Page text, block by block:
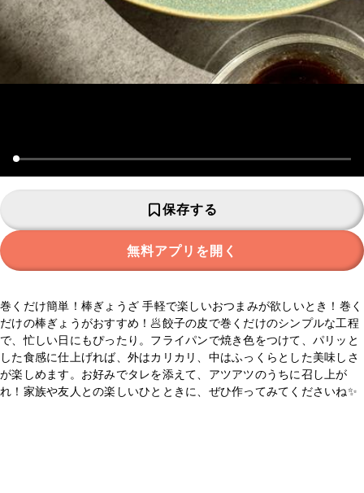
保存する
無料アプリを開く
巻くだけ簡単！棒ぎょうざ 手軽で楽しいおつまみが欲しいとき！巻く
だけの棒ぎょうがおすすめ！🥟餃子の皮で巻くだけのシンプルな工程
で、忙しい日にもぴったり。フライパンで焼き色をつけて、パリッと
した食感に仕上げれば、外はカリカリ、中はふっくらとした美味しさ
が楽しめます。お好みでタレを添えて、アツアツのうちに召し上が
れ！家族や友人との楽しいひとときに、ぜひ作ってみてくださいね✨